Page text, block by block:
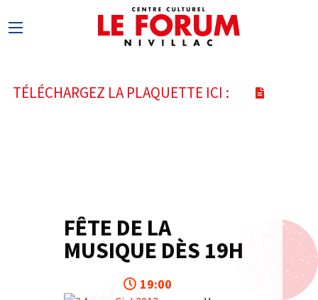
TÉLÉCHARGEZ LA PLAQUETTE ICI :
28
JUIN
FÊTE DE LA
MUSIQUE DÈS 19H
19:00